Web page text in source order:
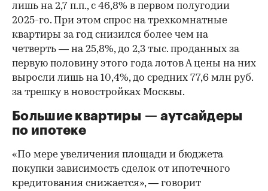
лишь на 2,7 п.п., с 46,8% в первом полугодии
2025-го. При этом спрос на трехкомнатные
квартиры за год снизился более чем на
четверть — на 25,8%, до 2,3 тыс. проданных за
первую половину этого года лотов А цены на них
выросли лишь на 10,4%, до средних 77,6 млн руб.
за трешку в новостройках Москвы.
Большие квартиры — аутсайдеры
по ипотеке
«По мере увеличения площади и бюджета
покупки зависимость сделок от ипотечного
кредитования снижается», — говорит